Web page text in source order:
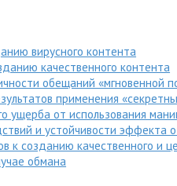
вирусного контента
качественного контента
обещаний «мгновенной
применения
ущерба от использования
и устойчивости эффекта
к созданию качественного и
обмана